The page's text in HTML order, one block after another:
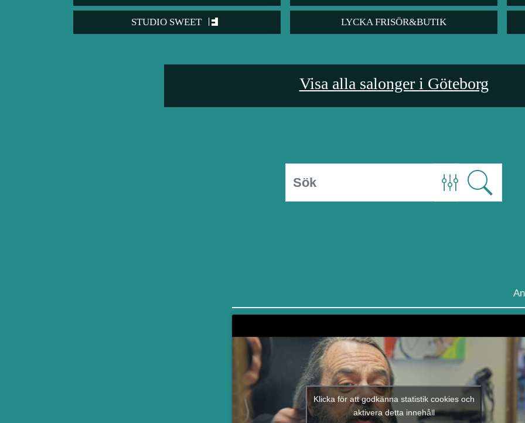
STUDIO SWEET LYCKA FRISÖR&BUTIK
Visa alla salonger i Göteborg
Klicka för att godkänna statistik cookies och
aktivera detta innehåll